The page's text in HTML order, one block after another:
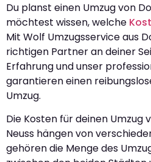
Du planst einen Umzug von
möchtest wissen, welche
Mit Wolf Umzugsservice aus
richtigen Partner an deiner
Erfahrung und unser
garantieren einen
Umzug.
Die Kosten für deinen Umzug
Neuss hängen von
gehören die Menge des